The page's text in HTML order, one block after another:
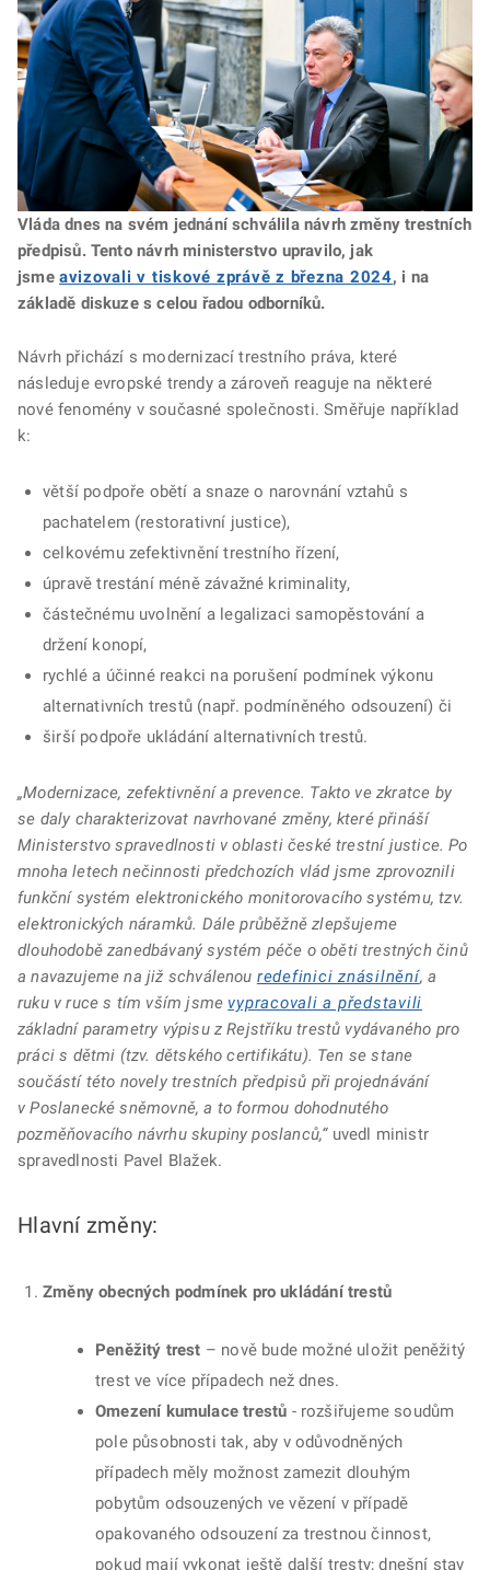
Vláda dnes na svém jednání schválila návrh změny trestních
předpisů. Tento návrh ministerstvo upravilo, jak
jsme avizovali v tiskové zprávě z března 2024, i na
základě diskuze s celou řadou odborníků.
Návrh přichází s modernizací trestního práva, které
následuje evropské trendy a zároveň reaguje na některé
nové fenomény v současné společnosti. Směřuje například
k:
větší podpoře obětí a snaze o narovnání vztahů s
pachatelem (restorativní justice),
celkovému zefektivnění trestního řízení,
úpravě trestání méně závažné kriminality,
částečnému uvolnění a legalizaci samopěstování a
držení konopí,
rychlé a účinné reakci na porušení podmínek výkonu
alternativních trestů (např. podmíněného odsouzení) či
širší podpoře ukládání alternativních trestů.
„Modernizace, zefektivnění a prevence. Takto ve zkratce by
se daly charakterizovat navrhované změny, které přináší
Ministerstvo spravedlnosti v oblasti české trestní justice. Po
mnoha letech nečinnosti předchozích vlád jsme zprovoznili
funkční systém elektronického monitorovacího systému, tzv.
elektronických náramků. Dále průběžně zlepšujeme
dlouhodobě zanedbávaný systém péče o oběti trestných činů
a navazujeme na již schválenou redefinici znásilnění, a
ruku v ruce s tím vším jsme vypracovali a představili
základní parametry výpisu z Rejstříku trestů vydávaného pro
práci s dětmi (tzv. dětského certifikátu). Ten se stane
součástí této novely trestních předpisů při projednávání
v Poslanecké sněmovně, a to formou dohodnutého
pozměňovacího návrhu skupiny poslanců,“ uvedl ministr
spravedlnosti Pavel Blažek.
Hlavní změny:
Změny obecných podmínek pro ukládání trestů
Peněžitý trest – nově bude možné uložit peněžitý
trest ve více případech než dnes.
Omezení kumulace trestů - rozšiřujeme soudům
pole působnosti tak, aby v odůvodněných
případech měly možnost zamezit dlouhým
pobytům odsouzených ve vězení v případě
opakovaného odsouzení za trestnou činnost,
pokud mají vykonat ještě další tresty; dnešní stav